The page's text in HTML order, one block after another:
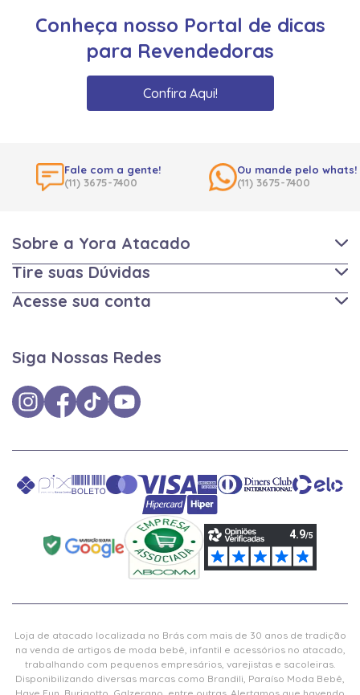
Conheça nosso Portal de dicas
para Revendedoras
Confira Aqui!
Fale com a gente!
(11) 3675-7400
Ou mande pelo whats!
(11) 3675-7400
Sobre a Yora Atacado
Tire suas Dúvidas
Acesse sua conta
Siga Nossas Redes
Loja de atacado localizada no Brás com mais de 30 anos de tradição
na venda de artigos de moda bebê, infantil e acessórios no atacado,
trabalhando com pequenos empresários, varejistas e sacoleiras.
Disponibilizando diversas marcas como Brandili, Paraíso Moda Bebê,